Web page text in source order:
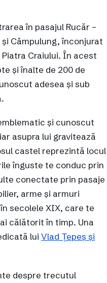
în pasajul Rucăr –
Câmpulung, înconjurat
Craiului. În acest
și înalte de 200 de
adesea și sub
și cunoscut
asupra lui gravitează
castel reprezintă locul
înguste te conduc prin
conectate prin pasaje
arme și armuri
secolele XIX, care te
călătorit în timp. Una
lui Vlad Țepeș și
despre trecutul